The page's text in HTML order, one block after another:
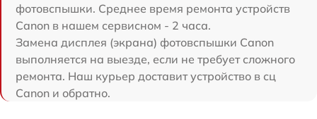
фотовспышки. Среднее время ремонта устройств
Canon в нашем сервисном - 2 часа.
Замена дисплея (экрана) фотовспышки Canon
выполняется на выезде, если не требует сложного
ремонта. Наш курьер доставит устройство в сц
Canon и обратно.